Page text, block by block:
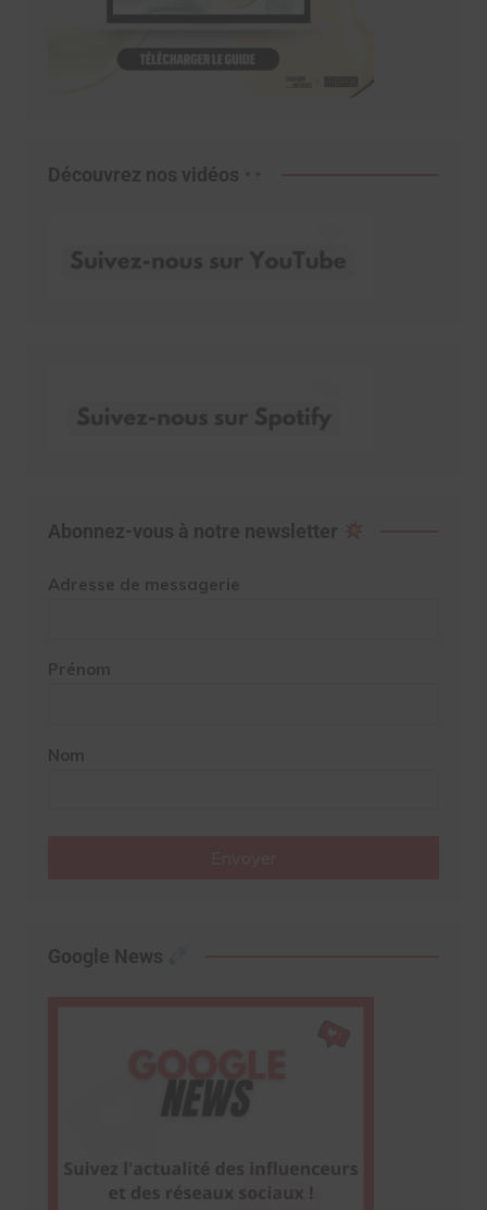
Découvrez nos vidéos
Abonnez-vous à notre newsletter
Adresse de messagerie
Prénom
Nom
Google News